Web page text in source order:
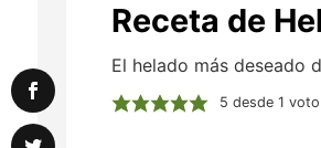
Receta de
El helado más deseado
5 desde 1 voto